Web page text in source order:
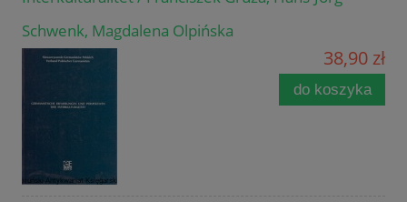
Schwenk, Magdalena Olpińska
38,90 zł
do koszyka